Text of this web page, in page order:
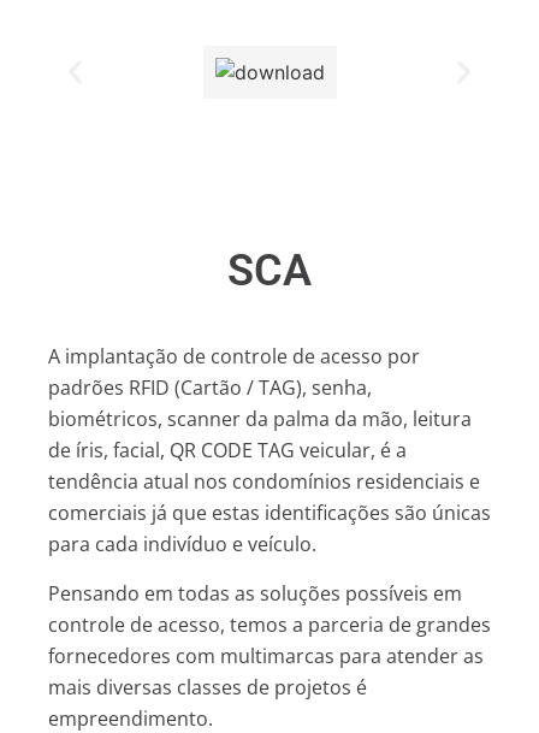
SCA
A implantação de controle de acesso por
padrões RFID (Cartão / TAG), senha,
biométricos, scanner da palma da mão, leitura
de íris, facial, QR CODE TAG veicular, é a
tendência atual nos condomínios residenciais e
comerciais já que estas identificações são únicas
para cada indivíduo e veículo.
Pensando em todas as soluções possíveis em
controle de acesso, temos a parceria de grandes
fornecedores com multimarcas para atender as
mais diversas classes de projetos é
empreendimento.